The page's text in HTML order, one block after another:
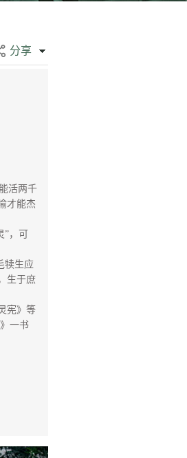
分享
活两千
才能杰
，可
犊生应
生于庶
宪》等
一书